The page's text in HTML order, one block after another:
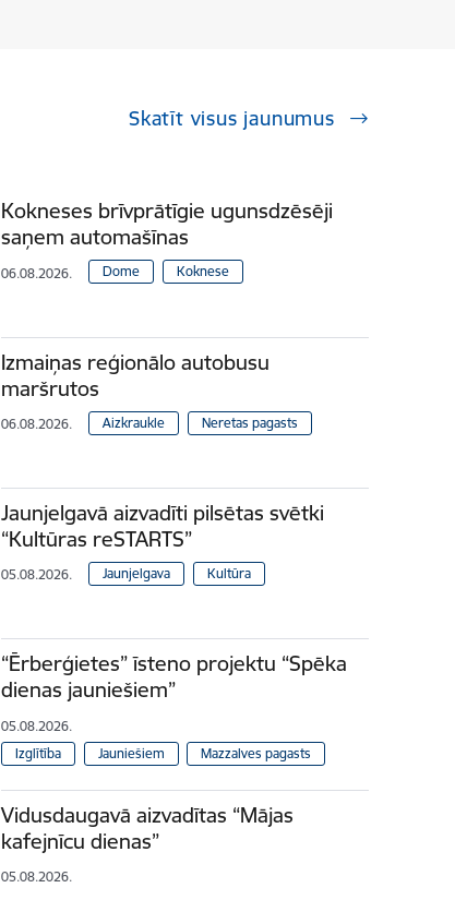
Skatīt visus jaunumus
Kokneses brīvprātīgie ugunsdzēsēji
saņem automašīnas
06.08.2026. Dome Koknese
Izmaiņas reģionālo autobusu
maršrutos
06.08.2026. Aizkraukle Neretas pagasts
Jaunjelgavā aizvadīti pilsētas svētki
“Kultūras reSTARTS”
05.08.2026. Jaunjelgava Kultūra
“Ērberģietes” īsteno projektu “Spēka
dienas jauniešiem”
05.08.2026.
Izglītība
Jauniešiem Mazzalves pagasts
Vidusdaugavā aizvadītas “Mājas
kafejnīcu dienas”
05.08.2026.